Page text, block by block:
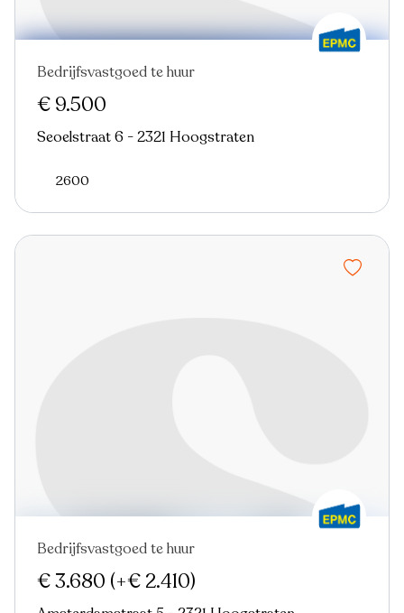
Bedrijfsvastgoed te huur
€ 9.500
Seoelstraat 6 - 2321 Hoogstraten
2600
Bedrijfsvastgoed te huur
€ 3.680 (+€ 2.410)